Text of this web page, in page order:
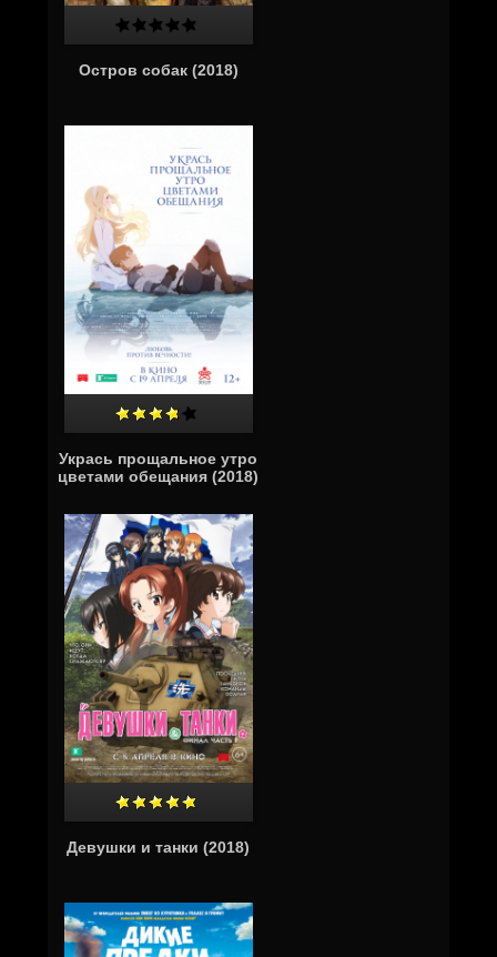
Остров собак (2018)
Укрась прощальное утро
цветами обещания (2018)
Девушки и танки (2018)